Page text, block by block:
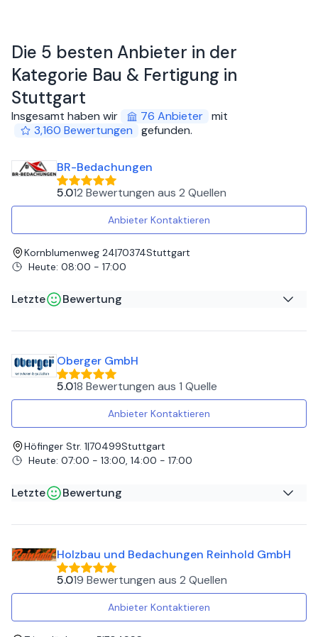
Die 5 besten Anbieter in der
Kategorie Bau & Fertigung in
Stuttgart
Insgesamt haben wir 76 Anbieter mit
3,160 Bewertungen gefunden.
BR-Bedachungen
5.012 Bewertungen aus 2 Quellen
Anbieter Kontaktieren
Kornblumenweg 24|70374Stuttgart
Heute: 08:00 - 17:00
Letzte Bewertung
SABINE G auf
Sehr nette Leute sauber und schnell gearbeitet. Sind sehr
zufrieden. Immer wieder gerne. Sehr zu empfehlen.
Oberger GmbH
5.018 Bewertungen aus 1 Quelle
Anbieter Kontaktieren
Höfinger Str. 1|70499Stuttgart
Heute: 07:00 - 13:00, 14:00 - 17:00
Letzte Bewertung
Andreas L auf
Top Beratung, super Produkte, perfekte Leistung
Holzbau und Bedachungen Reinhold GmbH
5.019 Bewertungen aus 2 Quellen
Anbieter Kontaktieren